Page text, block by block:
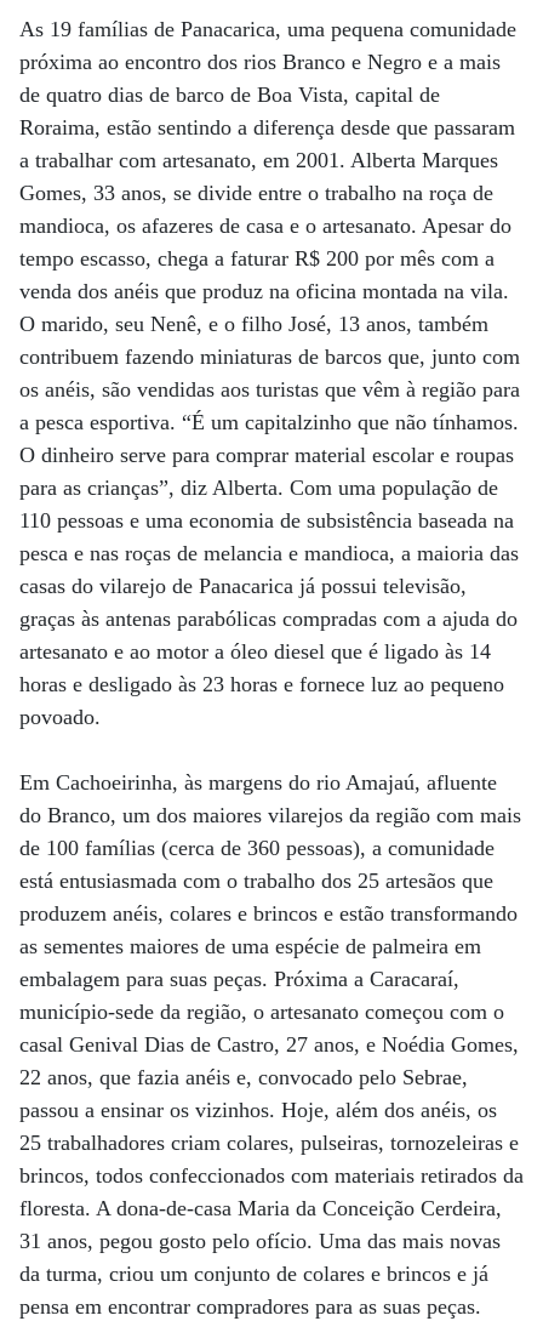
As 19 famílias de Panacarica, uma pequena comunidade
próxima ao encontro dos rios Branco e Negro e a mais
de quatro dias de barco de Boa Vista, capital de
Roraima, estão sentindo a diferença desde que passaram
a trabalhar com artesanato, em 2001. Alberta Marques
Gomes, 33 anos, se divide entre o trabalho na roça de
mandioca, os afazeres de casa e o artesanato. Apesar do
tempo escasso, chega a faturar R$ 200 por mês com a
venda dos anéis que produz na oficina montada na vila.
O marido, seu Nenê, e o filho José, 13 anos, também
contribuem fazendo miniaturas de barcos que, junto com
os anéis, são vendidas aos turistas que vêm à região para
a pesca esportiva. “É um capitalzinho que não tínhamos.
O dinheiro serve para comprar material escolar e roupas
para as crianças”, diz Alberta. Com uma população de
110 pessoas e uma economia de subsistência baseada na
pesca e nas roças de melancia e mandioca, a maioria das
casas do vilarejo de Panacarica já possui televisão,
graças às antenas parabólicas compradas com a ajuda do
artesanato e ao motor a óleo diesel que é ligado às 14
horas e desligado às 23 horas e fornece luz ao pequeno
povoado.
Em Cachoeirinha, às margens do rio Amajaú, afluente
do Branco, um dos maiores vilarejos da região com mais
de 100 famílias (cerca de 360 pessoas), a comunidade
está entusiasmada com o trabalho dos 25 artesãos que
produzem anéis, colares e brincos e estão transformando
as sementes maiores de uma espécie de palmeira em
embalagem para suas peças. Próxima a Caracaraí,
município-sede da região, o artesanato começou com o
casal Genival Dias de Castro, 27 anos, e Noédia Gomes,
22 anos, que fazia anéis e, convocado pelo Sebrae,
passou a ensinar os vizinhos. Hoje, além dos anéis, os
25 trabalhadores criam colares, pulseiras, tornozeleiras e
brincos, todos confeccionados com materiais retirados da
floresta. A dona-de-casa Maria da Conceição Cerdeira,
31 anos, pegou gosto pelo ofício. Uma das mais novas
da turma, criou um conjunto de colares e brincos e já
pensa em encontrar compradores para as suas peças.